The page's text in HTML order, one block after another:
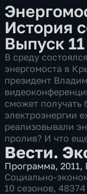
История
Выпуск
В среду
энергомоста в
президент
сможет получать
электроэнергии
реализовывали
пролив? И что
Вести.
Программа,2011,
Социально-
10 сезонов,